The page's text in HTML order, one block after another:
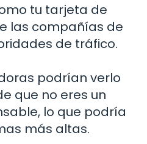
tu tarjeta de
las compañías de
de tráfico.
podrían verlo
que no eres un
lo que podría
más altas.